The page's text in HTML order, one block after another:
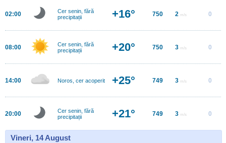
02:00
Cer senin, fără
precipitații
+16° 750 2 m/s 0
08:00
Cer senin, fără
precipitații
+20° 750 3 m/s 0
14:00 Noros, cer acoperit +25° 749 3 m/s 0
20:00
Cer senin, fără
precipitații
+21° 749 3 m/s 0
Vineri, 14 August